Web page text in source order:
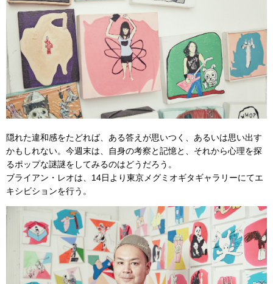
隠れた違和感をたどれば、ある答えが思いつく、あるいは思い出す
かもしれない。今週末は、自身の考察と記憶と、それから心理を探
るポップな謎謎をしてみるのはどうだろう。
ブライアン・レオは、14日より東京メグミオギタギャラリーにてエ
キシビションを行う。